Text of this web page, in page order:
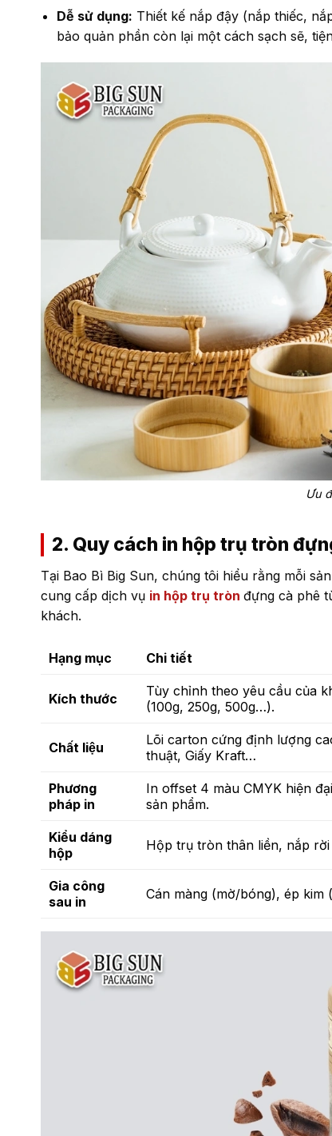
Dễ sử dụng: Thiết kế nắp đậy (nắp thiếc,
bảo quản phần còn lại một cách sạch sẽ,
Ưu
2. Quy cách in hộp trụ tròn
Tại Bao Bì Big Sun, chúng tôi hiểu rằng mỗi
cung cấp dịch vụ in hộp trụ tròn đựng cà phê
khách.
Hạng mục Chi tiết
Kích thước
Tùy chỉnh theo yêu cầu của
(100g, 250g, 500g…).
Chất liệu
Lõi carton cứng định lượng
thuật, Giấy Kraft…
Phương
pháp in
In offset 4 màu CMYK hiện
sản phẩm.
Kiểu dáng
hộp
Hộp trụ tròn thân liền, nắp
Gia công
sau in
Cán màng (mờ/bóng), ép